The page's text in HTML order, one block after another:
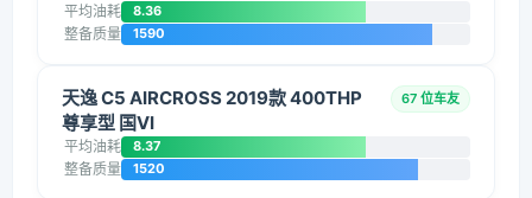
平均油耗 8.36
整备质量 1590
天逸 C5 AIRCROSS 2019款 400THP
尊享型 国VI
67 位车友
平均油耗 8.37
整备质量 1520